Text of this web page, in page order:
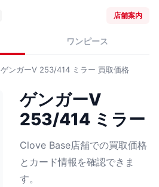
店舗案内
ワンピース
ゲンガーV 253/414 ミラー 買取価格
ゲンガーV
253/414 ミラー
Clove Base店舗での買取価格
とカード情報を確認できま
す。